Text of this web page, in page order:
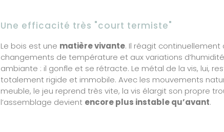
Une efficacité très "court termiste"
Le bois est une matière vivante. Il réagit continuellement
changements de température et aux variations d’humidité
ambiante : il gonfle et se rétracte. Le métal de la vis, lui,
totalement rigide et immobile. Avec les mouvements
meuble, le jeu reprend très vite, la vis élargit son propre
l’assemblage devient encore plus instable qu’avant.